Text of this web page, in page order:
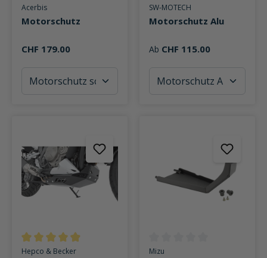
Durchschnittliche Bewertung von 4 von 5 Sternen
Acerbis
Motorschutz
CHF 179.00
Durchschnittliche Bewertung
SW-MOTECH
Motorschutz Alu
Ab CHF 115.00
Durchschnittliche Bewertung von 4.9 von 5 Sternen
Hepco & Becker Durchschnittliche Bewertung
Mizu